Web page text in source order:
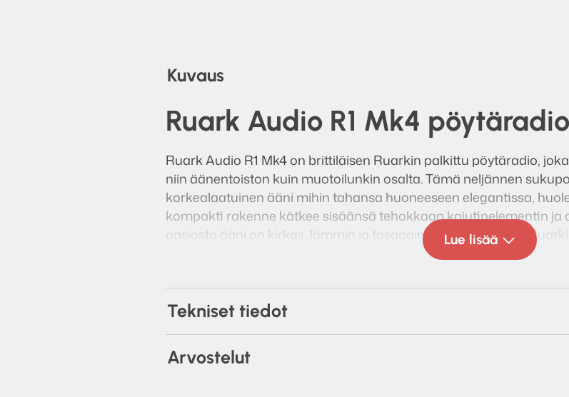
Kuvaus
Ruark Audio R1 Mk4 pöytäradio
Ruark Audio R1 Mk4 on brittiläisen Ruarkin palkittu pöytäradio,
niin äänentoiston kuin muotoilunkin osalta. Tämä neljännen
korkealaatuinen ääni mihin tahansa huoneeseen elegantissa,
kompakti rakenne kätkee sisäänsä tehokkaan kaiutinelementin ja
ansiosta ääni on kirkas, lämmin ja tasapainoinen – tyypillistä
Lue lisää
Tekniset tiedot
Arvostelut